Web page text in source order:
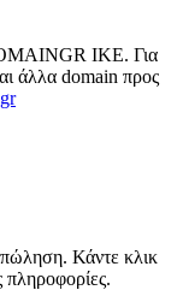
ΙΚΕ. Για
άλλα domain προς
Κάντε κλικ